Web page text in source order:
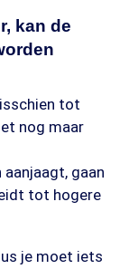
kan de
tot
nog maar
gaan
tot hogere
je moet iets